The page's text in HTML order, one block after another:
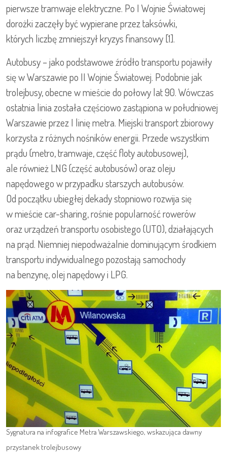
pierwsze tramwaje elektryczne. Po I Wojnie Światowej
dorożki zaczęły być wypierane przez taksówki,
których liczbę zmniejszył kryzys finansowy [1].
Autobusy – jako podstawowe źródło transportu pojawiły
się w Warszawie po II Wojnie Światowej. Podobnie jak
trolejbusy, obecne w mieście do połowy lat 90. Wówczas
ostatnia linia została częściowo zastąpiona w południowej
Warszawie przez I linię metra. Miejski transport zbiorowy
korzysta z różnych nośników energii. Przede wszystkim
prądu (metro, tramwaje, część floty autobusowej),
ale również LNG (część autobusów) oraz oleju
napędowego w przypadku starszych autobusów.
Od początku ubiegłej dekady stopniowo rozwija się
w mieście car-sharing, rośnie popularność rowerów
oraz urządzeń transportu osobistego (UTO), działających
na prąd. Niemniej niepodważalnie dominującym środkiem
transportu indywidualnego pozostają samochody
na benzynę, olej napędowy i LPG.
Sygnatura na infografice Metra Warszawskiego, wskazująca dawny
przystanek trolejbusowy